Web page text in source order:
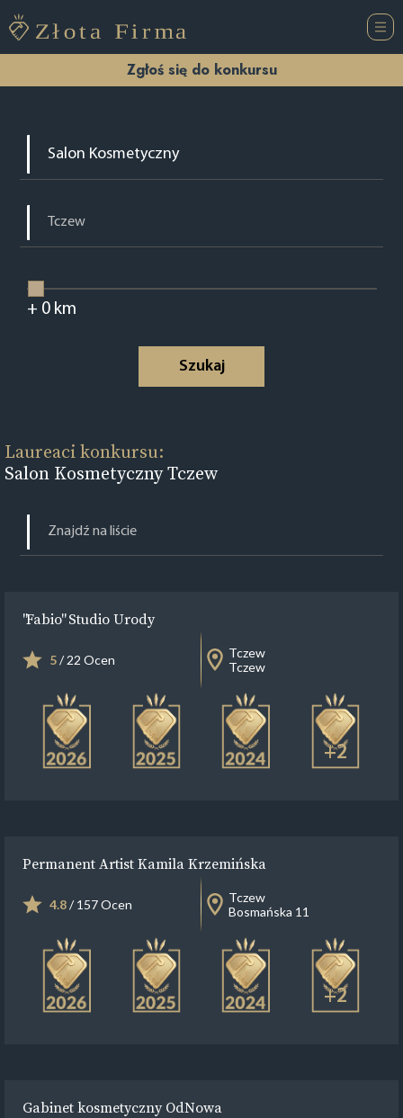
Zgłoś się do konkursu
+ 0km
Szukaj
Laureaci konkursu:
Salon Kosmetyczny Tczew
"Fabio" Studio Urody
5/ 22 Ocen
Tczew
Tczew
+2
Permanent Artist Kamila Krzemińska
4.8/ 157 Ocen
Tczew
Bosmańska 11
+2
Gabinet kosmetyczny OdNowa